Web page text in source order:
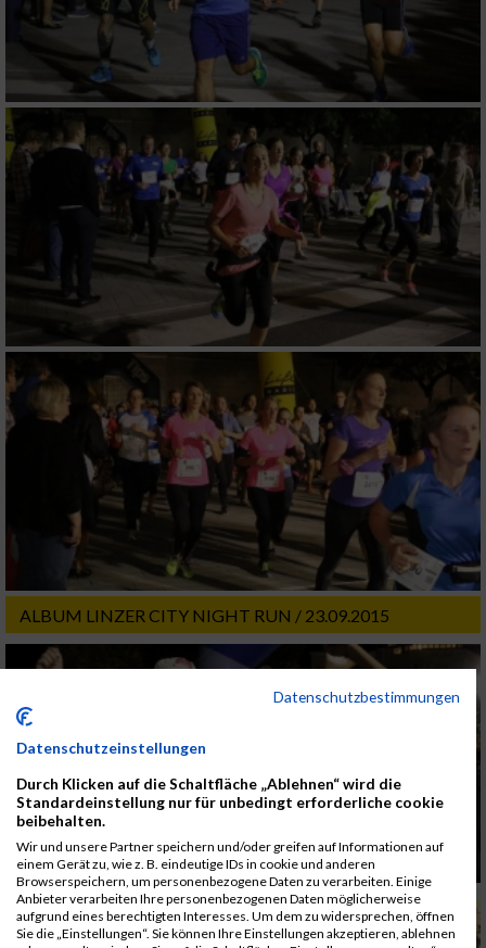
ALBUM LINZER CITY NIGHT RUN / 23.09.2015
Datenschutzbestimmungen
Datenschutzeinstellungen
Durch Klicken auf die Schaltfläche „Ablehnen“ wird die
Standardeinstellung nur für unbedingt erforderliche cookie
beibehalten.
Wir und unsere Partner speichern und/oder greifen auf Informationen auf
einem Gerät zu, wie z. B. eindeutige IDs in cookie und anderen
Browserspeichern, um personenbezogene Daten zu verarbeiten. Einige
Anbieter verarbeiten Ihre personenbezogenen Daten möglicherweise
aufgrund eines berechtigten Interesses. Um dem zu widersprechen, öffnen
Sie die „Einstellungen“. Sie können Ihre Einstellungen akzeptieren, ablehnen